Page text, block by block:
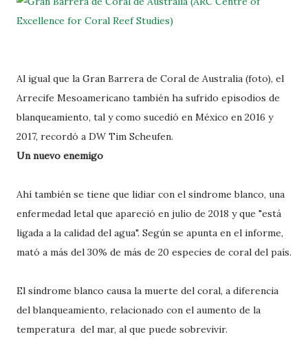
Al igual que la Gran Barrera de Coral de Australia (foto), el
Arrecife Mesoamericano también ha sufrido episodios de
blanqueamiento, tal y como sucedió en México en 2016 y
2017, recordó a DW Tim Scheufen.
Un nuevo enemigo
Ahí también se tiene que lidiar con el síndrome blanco, una
enfermedad letal que apareció en julio de 2018 y que "está
ligada a la calidad del agua". Según se apunta en el informe,
mató a más del 30% de más de 20 especies de coral del país.
El síndrome blanco causa la muerte del coral, a diferencia
del blanqueamiento, relacionado con el aumento de la
temperatura del mar, al que puede sobrevivir.